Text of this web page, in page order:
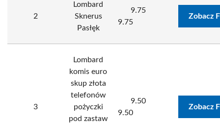
2
Lombard
Sknerus
Pasłęk
9.75
9.75
Zobacz
3
Lombard
komis euro
skup złota
telefonów
pożyczki
pod zastaw
9.50
9.50
Zobacz